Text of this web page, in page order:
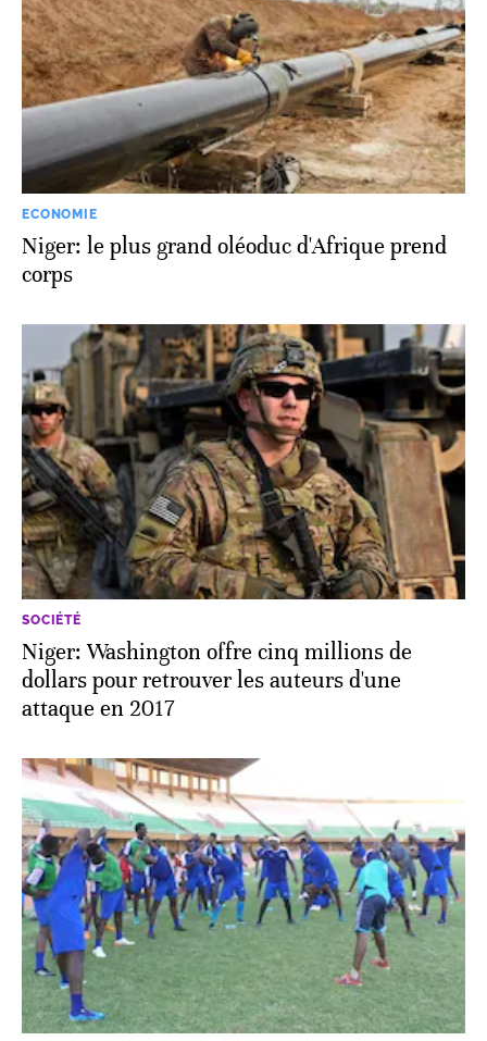
ECONOMIE
Niger: le plus grand oléoduc d'Afrique prend
corps
SOCIÉTÉ
Niger: Washington offre cinq millions de
dollars pour retrouver les auteurs d'une
attaque en 2017